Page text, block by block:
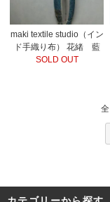
maki textile studio（イン
ド手織り布） 花緒 藍
SOLD OUT
全